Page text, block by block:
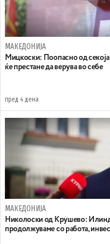
МАКЕДОНИЈА
Мицкоски: Поопасно од
ќе престане да верува во себе
пред 4 дена
МАКЕДОНИЈА
Николоски од Крушево:
продолжуваме со работа,